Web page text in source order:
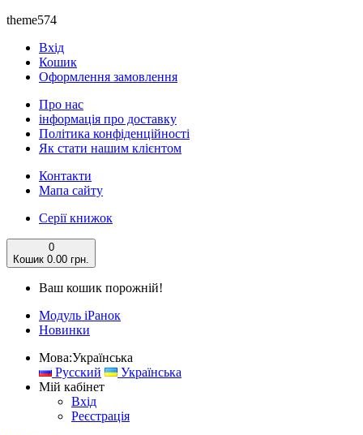
theme574
Вхід
Кошик
Оформлення замовлення
Про нас
інформація про доставку
Політика конфіденційності
Як стати нашим клієнтом
Контакти
Мапа сайту
Серії книжок
0
Кошик 0.00 грн.
Ваш кошик порожній!
Модуль iРанок
Новинки
Мова:Українська
Русский
Українська
Мій кабінет
Вхід
Реєстрація